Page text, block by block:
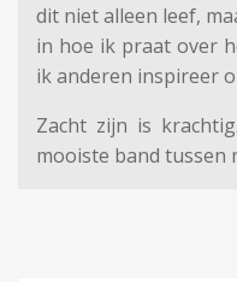
dit niet alleen leef,
in hoe ik praat over
ik anderen inspireer
Zacht zijn is
mooiste band tussen